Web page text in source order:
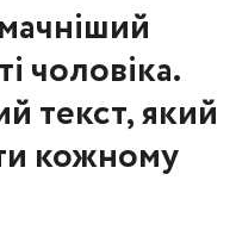
чоловіка.
текст, який
кожному